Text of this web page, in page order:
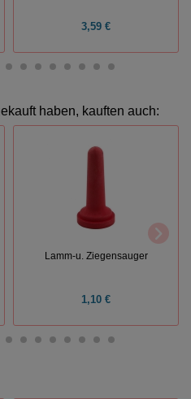
3,59 €
haben, kauften auch:
Lamm-u. Ziegensauger
1,10 €